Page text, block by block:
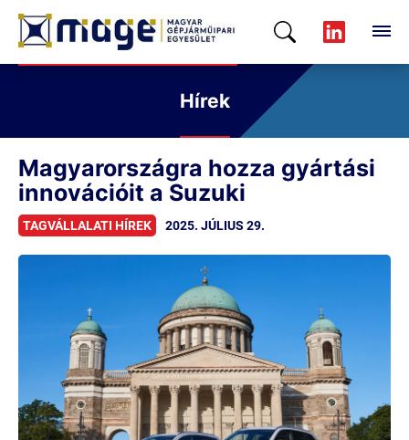
Hírek
Magyarországra hozza gyártási
innovációit a Suzuki
TAGVÁLLALATI HÍREK 2025. JÚLIUS 29.